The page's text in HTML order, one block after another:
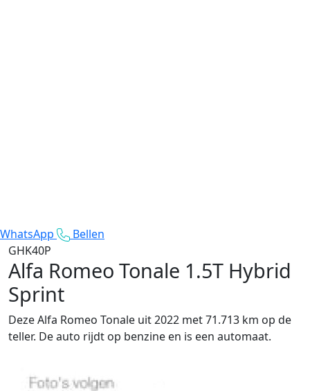
WhatsApp
Bellen
GHK40P
Alfa Romeo Tonale 1.5T Hybrid
Sprint
Deze Alfa Romeo Tonale uit 2022 met 71.713 km op de
teller. De auto rijdt op benzine en is een automaat.